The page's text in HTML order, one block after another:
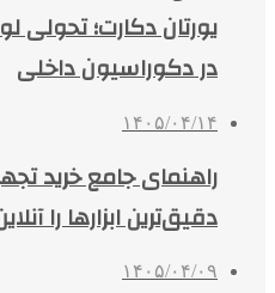
یورتان دکارت؛
در دکوراسیون داخلی
۱۴۰۵/۰۴/۱۴
راهنمای جامع خرید
دقیق‌ترین ابزارها را
۱۴۰۵/۰۴/۰۹